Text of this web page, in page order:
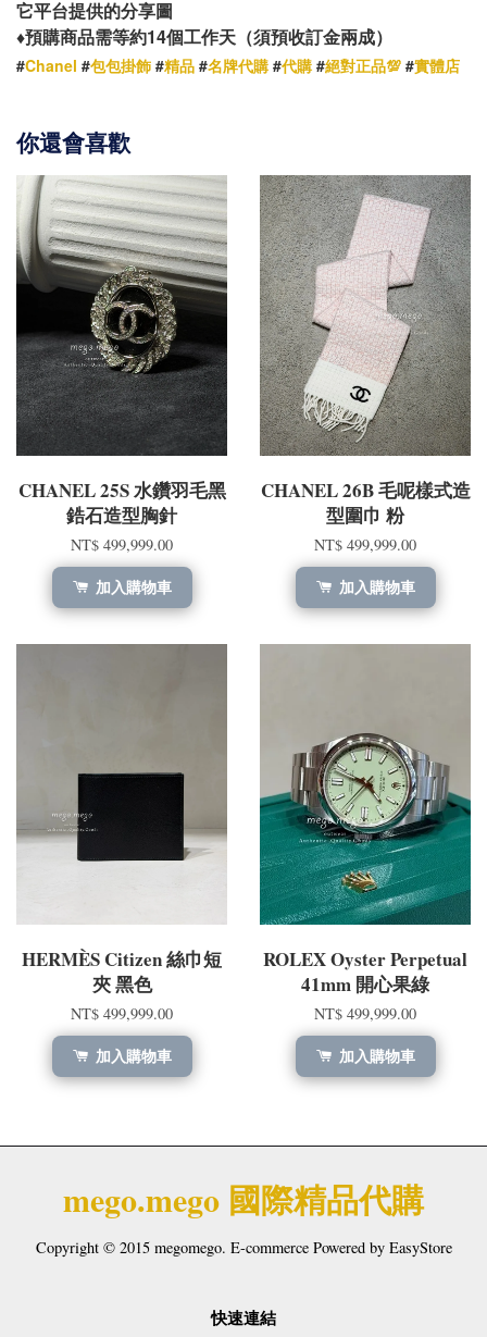
它平台提供的分享圖
♦️預購商品需等約14個工作天（須預收訂金兩成）
#Chanel #包包掛飾 #精品 #名牌代購 #代購 #絕對正品💯 #實體店
你還會喜歡
CHANEL 25S 水鑽羽毛黑
鋯石造型胸針
NT$ 499,999.00
加入購物車
CHANEL 26B 毛呢樣式造
型圍巾 粉
NT$ 499,999.00
加入購物車
HERMÈS Citizen 絲巾短
夾 黑色
NT$ 499,999.00
加入購物車
ROLEX Oyster Perpetual
41mm 開心果綠
NT$ 499,999.00
加入購物車
mego.mego 國際精品代購
Copyright © 2015 megomego. E-commerce Powered by EasyStore
快速連結